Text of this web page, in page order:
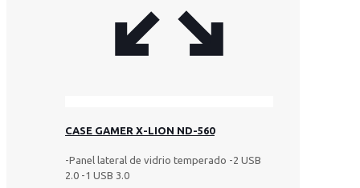
CASE GAMER X-LION ND-560
-Panel lateral de vidrio temperado -2 USB
2.0 -1 USB 3.0